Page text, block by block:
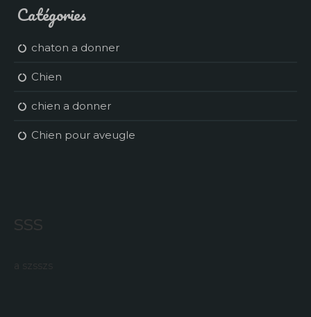
Catégories
chaton a donner
Chien
chien a donner
Chien pour aveugle
sss
a szsszs